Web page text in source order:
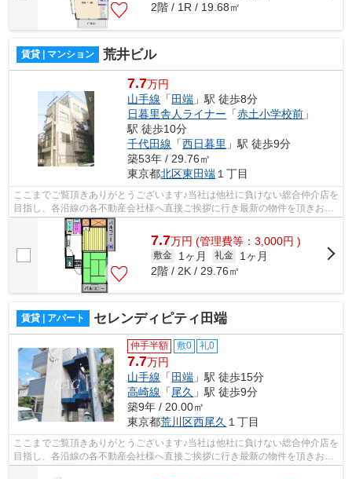
2階 / 1R / 19.68㎡
賃貸 | マンション 荒井ビル
7.7万円
山手線 「 田端 」駅 徒歩8分
日暮里舎人ライナー 「赤土小学校前 」
駅 徒歩10分
千代田線 「西日暮里 」駅 徒歩9分
築53年 / 29.76㎡
東京都北区東田端１丁目
ここまでご覧頂きありがとうございます♪当社は他社に負けない総合仲介店を
目指し、各沿線の各不動産会社様へ直接ご挨拶に行き最新の物件を頂きお客
様へ提供しております！最新の情報は...
7.7万円 (管理費等：3,000円 )
敷金 1ヶ月 礼金
1ヶ月
2階 / 2K / 29.76㎡
賃貸 | アパート セレンディピティ田端
仲手半額 敷0 礼0
7.7万円
山手線 「 田端 」駅 徒歩15分
高崎線 「尾久 」駅 徒歩9分
築9年 / 20.00㎡
東京都荒川区西尾久 １丁目
ここまでご覧頂きありがとうございます♪当社は他社に負けない総合仲介店を
目指し、各沿線の各不動産会社様へ直接ご挨拶に行き最新の物件を頂きお客